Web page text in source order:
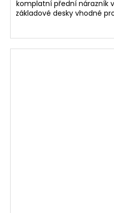
komplatní přední nárazník
základové desky vhodné